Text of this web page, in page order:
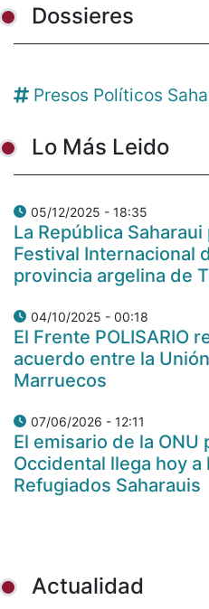
Dossieres
Presos Políticos
Lo Más Leido
05/12/2025 - 18:35
La República
Festival Internacional
provincia argelina de
04/10/2025 - 00:18
El Frente POLISARIO
acuerdo entre la
Marruecos
07/06/2026 - 12:11
El emisario de la ONU
Occidental llega hoy
Refugiados Saharauis
Actualidad